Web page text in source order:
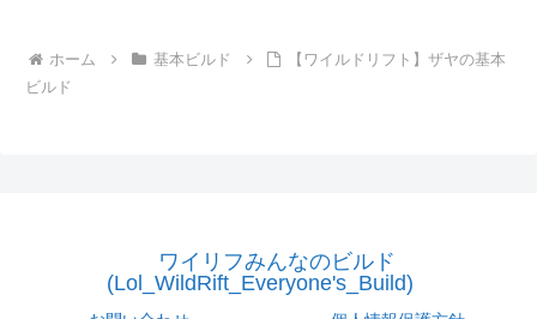
ホーム 基本ビルド
【ワイルドリフト】ザヤの基本
ビルド
ワイリフみんなのビルド
(Lol_WildRift_Everyone's_Build)